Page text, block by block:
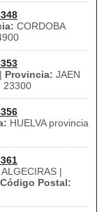
CORDOBA
Provincia: JAEN
23300
HUELVA provincia
ALGECIRAS |
Código Postal: